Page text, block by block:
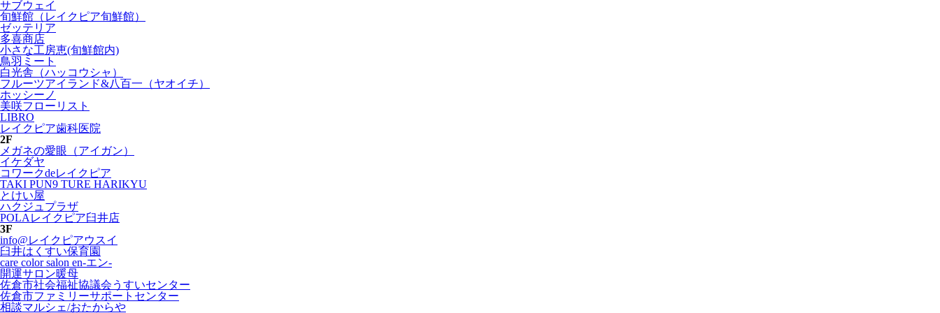
サブウェイ
旬鮮館（レイクピア旬鮮館）
ゼッテリア
多喜商店
小さな工房恵(旬鮮館内)
鳥羽ミート
白光舎（ハッコウシャ）
フルーツアイランド&八百一（ヤオイチ）
ホッシーノ
美咲フローリスト
LIBRO
レイクピア歯科医院
2F
メガネの愛眼（アイガン）
イケダヤ
コワークdeレイクピア
TAKI PUN9 TURE HARIKYU
とけい屋
ハクジュプラザ
POLAレイクピア臼井店
3F
info@レイクピアウスイ
臼井はくすい保育園
care color salon en-エン-
開運サロン暖母
佐倉市社会福祉協議会うすいセンター
佐倉市ファミリーサポートセンター
相談マルシェ/おたからや